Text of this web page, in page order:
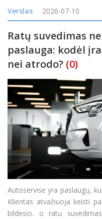
reakcija į tam tikras
nuolatinis, o baimė &nd
Verslas 2026-07-10
Ratų suvedimas
paslauga: kodėl
nei atrodo? (0)
Autoservise yra paslaugų,
Klientas atvažiuoja keisti
bildesio, o ratų